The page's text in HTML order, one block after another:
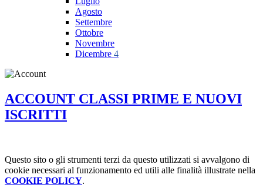
Agosto
Settembre
Ottobre
Novembre
Dicembre 4
ACCOUNT CLASSI PRIME E NUOVI
ISCRITTI
Questo sito o gli strumenti terzi da questo utilizzati si avvalgono di
cookie necessari al funzionamento ed utili alle finalità illustrate nella
COOKIE POLICY.